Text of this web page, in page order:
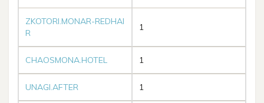
ZKOTORI.MONAR-REDHAI
R
1
CHAOSMONA.HOTEL 1
UNAGI.AFTER 1